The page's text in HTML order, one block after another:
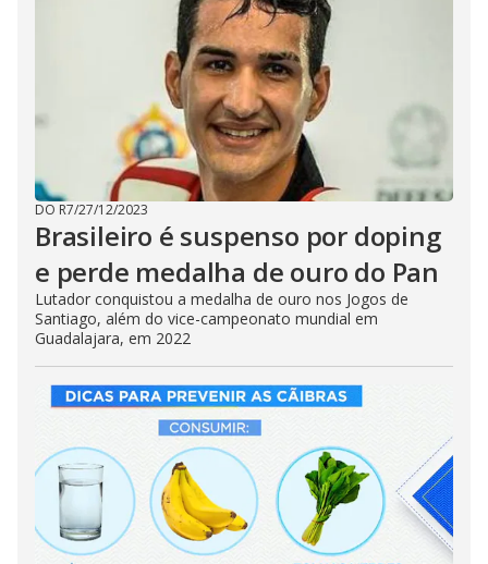
DO R7/27/12/2023
Brasileiro é suspenso por doping
e perde medalha de ouro do Pan
Lutador conquistou a medalha de ouro nos Jogos de
Santiago, além do vice-campeonato mundial em
Guadalajara, em 2022